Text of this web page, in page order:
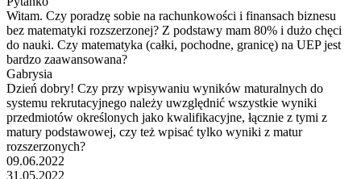
Witam. Czy poradzę sobie na rachunkowości i finansach biznesu
bez matematyki rozszerzonej? Z podstawy mam 80% i dużo chęci
do nauki. Czy matematyka (całki, pochodne, granicę) na UEP jest
bardzo zaawansowana?
Gabrysia
Dzień dobry! Czy przy wpisywaniu wyników maturalnych do
systemu rekrutacyjnego należy uwzględnić wszystkie wyniki
przedmiotów określonych jako kwalifikacyjne, łącznie z tymi z
matury podstawowej, czy też wpisać tylko wyniki z matur
rozszerzonych?
09.06.2022
31.05.2022